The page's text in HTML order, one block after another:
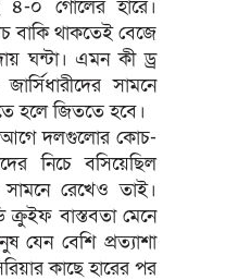
৪-০ গোলের হারে।
বাকি থাকতেই বেজে
ঘন্টা। এমন কী ড্র
সামনে
হলে জিততে হবে।
আগে দলগুলোর কোচ-
নিচে বসিয়েছিল
সামনে রেখেও তাই।
বাস্তবতা মেনে
যেন বেশি প্রত্যাশা
কাছে হারের পর